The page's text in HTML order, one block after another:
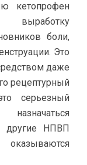
кетопрофен
боли,
Это
даже
рецептурный
серьезный
другие НПВП